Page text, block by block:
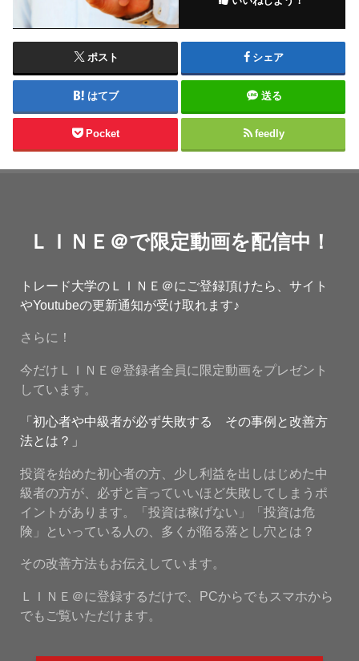
ポスト シェア
はてブ 送る
Pocket feedly
ＬＩＮＥ＠で限定動画を配信中！
トレード大学のＬＩＮＥ＠にご登録頂けたら、サイト
やYoutubeの更新通知が受け取れます♪
さらに！
今だけＬＩＮＥ＠登録者全員に限定動画をプレゼント
しています。
「初心者や中級者が必ず失敗する その事例と改善方
法とは？」
投資を始めた初心者の方、少し利益を出しはじめた中
級者の方が、必ずと言っていいほど失敗してしまうポ
イントがあります。「投資は稼げない」「投資は危
険」といっている人の、多くが陥る落とし穴とは？
その改善方法もお伝えしています。
ＬＩＮＥ＠に登録するだけで、PCからでもスマホから
でもご覧いただけます。